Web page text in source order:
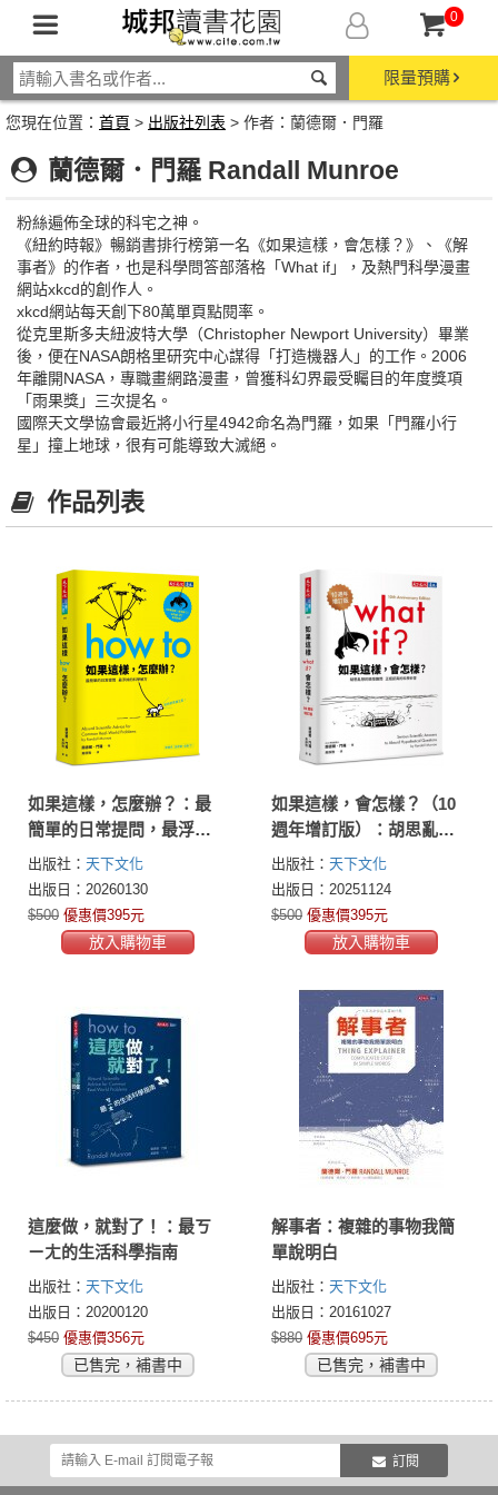
0
限量預購
您現在位置： 首頁 > 出版社列表 > 作者：蘭德爾．門羅
蘭德爾．門羅 Randall Munroe
粉絲遍佈全球的科宅之神。
《紐約時報》暢銷書排行榜第一名《如果這樣，會怎樣？》、《解
事者》的作者，也是科學問答部落格「What if」，及熱門科學漫畫
網站xkcd的創作人。
xkcd網站每天創下80萬單頁點閱率。
從克里斯多夫紐波特大學（Christopher Newport University）畢業
後，便在NASA朗格里研究中心謀得「打造機器人」的工作。2006
年離開NASA，專職畫網路漫畫，曾獲科幻界最受矚目的年度獎項
「雨果獎」三次提名。
國際天文學協會最近將小行星4942命名為門羅，如果「門羅小行
星」撞上地球，很有可能導致大滅絕。
作品列表
如果這樣，怎麼辦？：最
簡單的日常提問，最浮誇
的科學解方
出版社： 天下文化
出版日：20260130
$500 優惠價395元
放入購物車
如果這樣，會怎樣？（10
週年增訂版）：胡思亂想
的搞怪趣問，正經認真的
科學妙答
出版社： 天下文化
出版日：20251124
$500 優惠價395元
放入購物車
這麼做，就對了！：最ㄎ
ㄧㄤ的生活科學指南
出版社： 天下文化
出版日：20200120
$450 優惠價356元
已售完，補書中
解事者：複雜的事物我簡
單說明白
出版社： 天下文化
出版日：20161027
$880 優惠價695元
已售完，補書中
訂閱